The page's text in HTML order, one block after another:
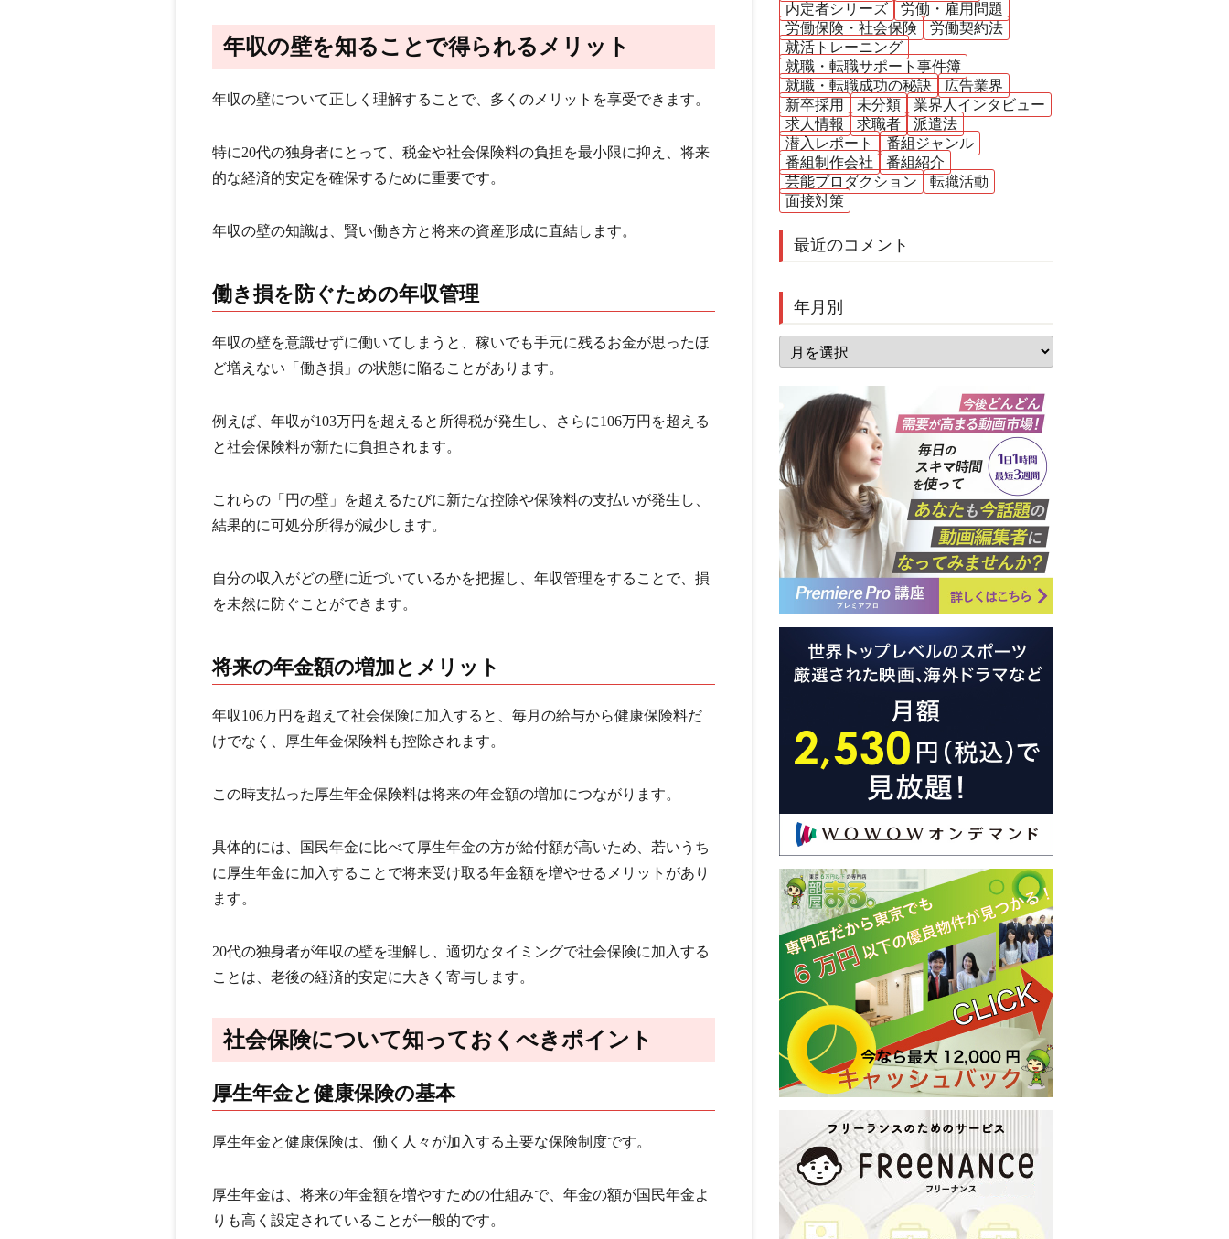
年収の壁を知ることで得られるメリット
年収の壁について正しく理解することで、多くのメリットを享受できます。
特に20代の独身者にとって、税金や社会保険料の負担を最小限に抑え、将来
的な経済的安定を確保するために重要です。
年収の壁の知識は、賢い働き方と将来の資産形成に直結します。
働き損を防ぐための年収管理
年収の壁を意識せずに働いてしまうと、稼いでも手元に残るお金が思ったほ
ど増えない「働き損」の状態に陥ることがあります。
例えば、年収が103万円を超えると所得税が発生し、さらに106万円を超える
と社会保険料が新たに負担されます。
これらの「円の壁」を超えるたびに新たな控除や保険料の支払いが発生し、
結果的に可処分所得が減少します。
自分の収入がどの壁に近づいているかを把握し、年収管理をすることで、損
を未然に防ぐことができます。
将来の年金額の増加とメリット
年収106万円を超えて社会保険に加入すると、毎月の給与から健康保険料だ
けでなく、厚生年金保険料も控除されます。
この時支払った厚生年金保険料は将来の年金額の増加につながります。
具体的には、国民年金に比べて厚生年金の方が給付額が高いため、若いうち
に厚生年金に加入することで将来受け取る年金額を増やせるメリットがあり
ます。
20代の独身者が年収の壁を理解し、適切なタイミングで社会保険に加入する
ことは、老後の経済的安定に大きく寄与します。
社会保険について知っておくべきポイント
厚生年金と健康保険の基本
厚生年金と健康保険は、働く人々が加入する主要な保険制度です。
厚生年金は、将来の年金額を増やすための仕組みで、年金の額が国民年金よ
りも高く設定されていることが一般的です。
内定者シリーズ
労働・雇用問題
労働保険・社会保険
労働契約法
就活トレーニング
就職・転職サポート事件簿
就職・転職成功の秘訣
広告業界
新卒採用
未分類
業界人インタビュー
求人情報
求職者
派遣法
潜入レポート
番組ジャンル
番組制作会社
番組紹介
芸能プロダクション
転職活動
面接対策
最近のコメント
年月別
月